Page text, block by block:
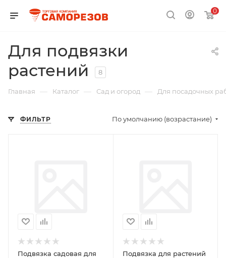
0
Для подвязки
растений
8
Главная — Каталог — Сад и огород — Для посадочных
ФИЛЬТР По умолчанию (возрастание)
Подвязка садовая для
Подвязка для растений